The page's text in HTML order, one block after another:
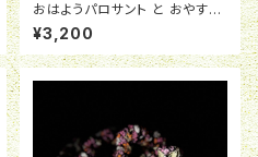
おはようパロサント と おやすみ
キャンドル
¥3,200